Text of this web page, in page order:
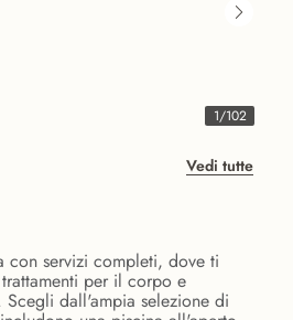
1/102
Vedi tutte
con servizi completi, dove ti
per il corpo e
Scegli dall'ampia selezione di